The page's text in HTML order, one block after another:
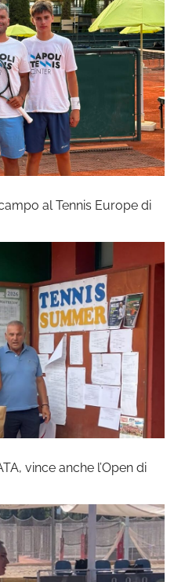
al Tennis Europe di
vince anche l’Open di